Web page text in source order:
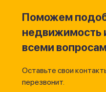
Поможем
недвижимость
всеми
Оставьте свои
перезвонит.